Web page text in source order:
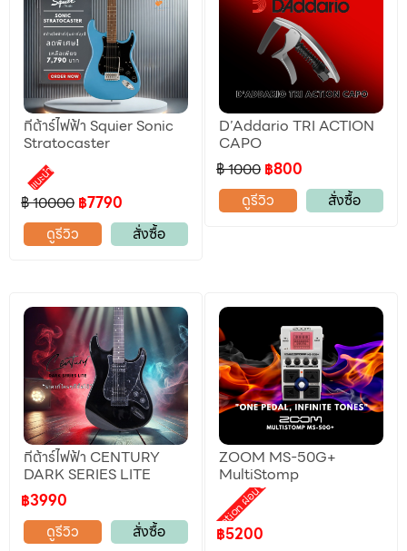
กีต้าร์ไฟฟ้า Squier Sonic
Stratocaster
แนะนำ
฿ 10000 ฿7790
ดูรีวิว
สั่งซื้อ
D’Addario TRI ACTION
CAPO
฿ 1000 ฿800
ดูรีวิว
สั่งซื้อ
กีต้าร์ไฟฟ้า CENTURY
DARK SERIES LITE
฿3990
ดูรีวิว
สั่งซื้อ
ZOOM MS-50G+
MultiStomp
Promotion ผ่อน 0%
฿5200